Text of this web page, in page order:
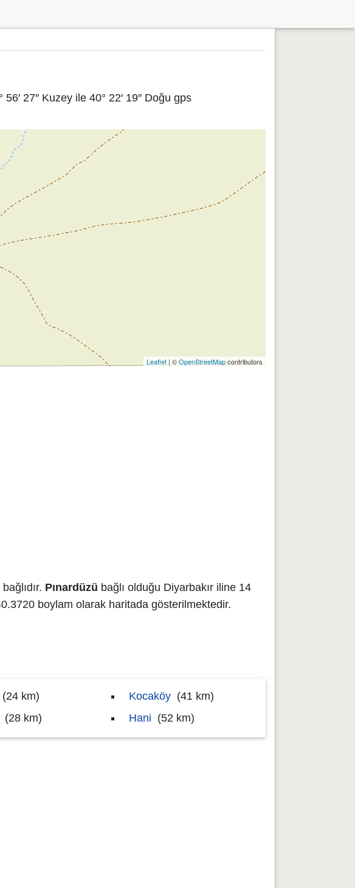
27″ Kuzey ile 40° 22′ 19″ Doğu gps
Leaflet | ©OpenStreetMapcontributors
Pınardüzü bağlı olduğu Diyarbakır iline 14
boylam olarak haritada gösterilmektedir.
(24 km)
(28 km)
Kocaköy (41 km)
Hani (52 km)